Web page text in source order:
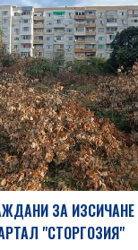
ЗА
"СТОРГОЗИЯ"